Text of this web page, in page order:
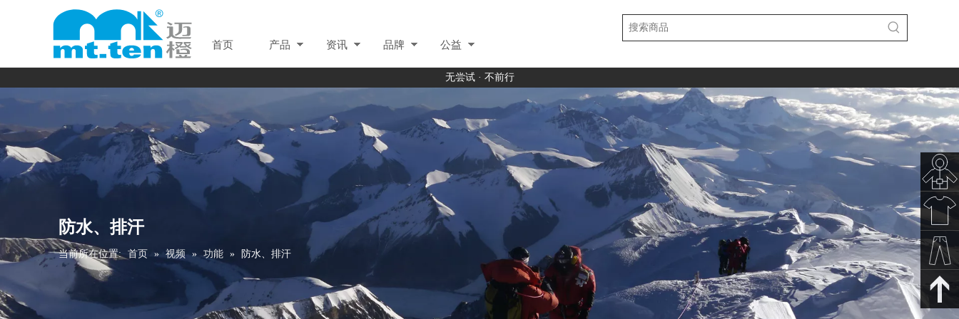
首页 产品 资讯 品牌 公益
无尝试 · 不前行
防水、排汗
当前所在位置: 首页 » 视频 » 功能 » 防水、排汗
秋冬新
春夏新
款
裤子下